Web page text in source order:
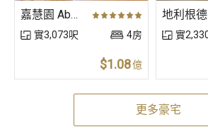
嘉慧園 Ab座 高層 B室
實3,073呎 4房
$1.08億
實
更多豪宅